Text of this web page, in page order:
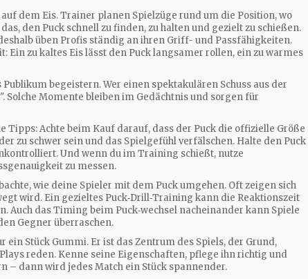
dem Eis. Trainer planen Spielzüge rund um die Position, wo
den Puck schnell zu finden, zu halten und gezielt zu schießen.
üben Profis ständig an ihren Griff- und Passfähigkeiten.
Ein zu kaltes Eis lässt den Puck langsamer rollen, ein zu warmes
begeistern. Wer einen spektakulären Schuss aus der
Solche Momente bleiben im Gedächtnis und sorgen für
Tipps: Achte beim Kauf darauf, dass der Puck die offizielle Größe
zu schwer sein und das Spielgefühl verfälschen. Halte den Puck
Und wenn du im Training schießt, nutze
zu messen.
wie deine Spieler mit dem Puck umgehen. Oft zeigen sich
wird. Ein gezieltes Puck‑Drill‑Training kann die Reaktionszeit
Auch das Timing beim Puck‑wechsel nacheinander kann Spiele
Gegner überraschen.
Stück Gummi. Er ist das Zentrum des Spiels, der Grund,
reden. Kenne seine Eigenschaften, pflege ihn richtig und
– dann wird jedes Match ein Stück spannender.